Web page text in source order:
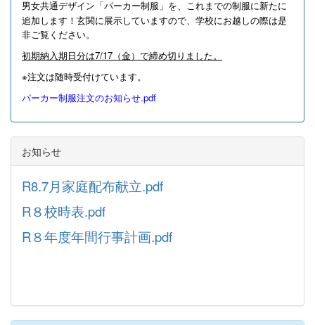
男女共通デザイン「パーカー制服」を、これまでの制服に新たに
追加します！ 玄関に展示していますので、学校にお越しの際は是
非ご覧ください。
初期納入期日分は7/17（金）で締め切りました。
※注文は随時受付けています。
パーカー制服注文のお知らせ.pdf
お知らせ
R8.7月家庭配布献立.pdf
R８校時表.pdf
R８年度年間行事計画.pdf